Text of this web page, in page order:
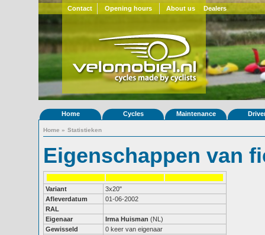
Contact Opening hours About us Dealers
Home Cycles Maintenance
Home » Statistieken
Eigenschappen van
Variant
3x20"
Afleverdatum
01-06-2002
RAL
Eigenaar
Irma Huisman (NL)
Gewisseld
0 keer van eigenaar